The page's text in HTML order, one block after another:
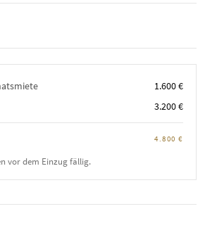
1.600 €
3.200 €
4.800 €
vor dem Einzug fällig.